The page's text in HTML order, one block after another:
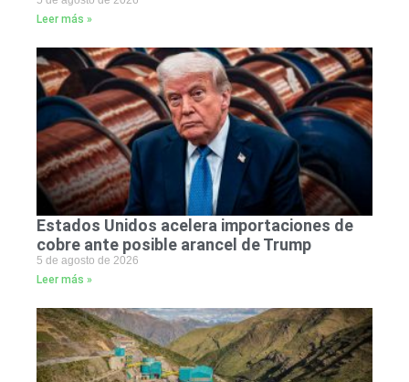
Leer más »
Estados Unidos acelera importaciones de
cobre ante posible arancel de Trump
5 de agosto de 2026
Leer más »